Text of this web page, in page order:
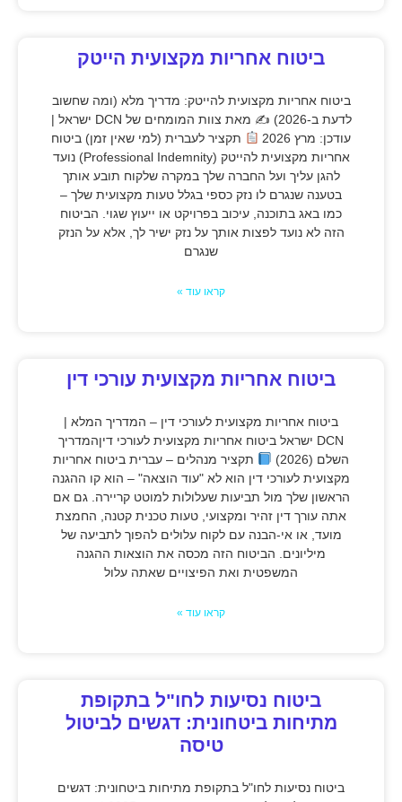
ביטוח אחריות מקצועית הייטק
ביטוח אחריות מקצועית להייטק: מדריך מלא (ומה שחשוב
לדעת ב-2026) ✍
מאת צוות המומחים של DCN ישראל |
עודכן: מרץ 2026
תקציר לעברית (למי שאין זמן) ביטוח
אחריות מקצועית להייטק (Professional Indemnity) נועד
להגן עליך ועל החברה שלך במקרה שלקוח תובע אותך
בטענה שנגרם לו נזק כספי בגלל טעות מקצועית שלך –
כמו באג בתוכנה, עיכוב בפרויקט או ייעוץ שגוי. הביטוח
הזה לא נועד לפצות אותך על נזק ישיר לך, אלא על הנזק
שנגרם
קראו עוד »
ביטוח אחריות מקצועית עורכי דין
ביטוח אחריות מקצועית לעורכי דין – המדריך המלא |
DCN ישראל ביטוח אחריות מקצועית לעורכי דיןהמדריך
השלם (2026)
תקציר מנהלים – עברית ביטוח אחריות
מקצועית לעורכי דין הוא לא "עוד הוצאה" – הוא קו ההגנה
הראשון שלך מול תביעות שעלולות למוטט קריירה. גם אם
אתה עורך דין זהיר ומקצועי, טעות טכנית קטנה, החמצת
מועד, או אי-הבנה עם לקוח עלולים להפוך לתביעה של
מיליונים. הביטוח הזה מכסה את הוצאות ההגנה
המשפטית ואת הפיצויים שאתה עלול
קראו עוד »
ביטוח נסיעות לחו"ל בתקופת
מתיחות ביטחונית: דגשים לביטול
טיסה
ביטוח נסיעות לחו"ל בתקופת מתיחות ביטחונית: דגשים